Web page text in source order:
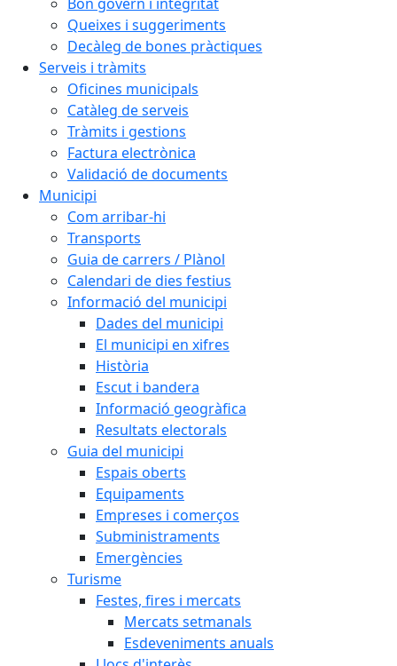
Queixes i suggeriments
Decàleg de bones pràctiques
Serveis i tràmits
Oficines municipals
Catàleg de serveis
Tràmits i gestions
Factura electrònica
Validació de documents
Municipi
Com arribar-hi
Transports
Guia de carrers / Plànol
Calendari de dies festius
Informació del municipi
Dades del municipi
El municipi en xifres
Història
Escut i bandera
Informació geogràfica
Resultats electorals
Guia del municipi
Espais oberts
Equipaments
Empreses i comerços
Subministraments
Emergències
Turisme
Festes, fires i mercats
Mercats setmanals
Esdeveniments anuals